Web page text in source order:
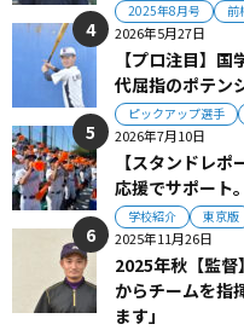
2025年8月号 前
2026年5月27日
【プロ注目】
代屈指のポテン
ピックアップ選手
2026年7月10日
【スタンドレ
応援でサポート
学校紹介 東京版
2025年11月26日
2025年秋【監
からチームを指
ます」